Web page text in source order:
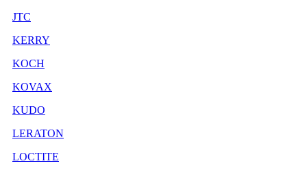
JTC
KERRY
KOCH
KOVAX
KUDO
LERATON
LOCTITE